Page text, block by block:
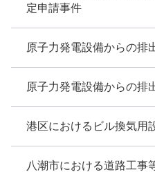
定申請事件
原子力発電設備からの排
原子力発電設備からの排
港区におけるビル換気用
八潮市における道路工事